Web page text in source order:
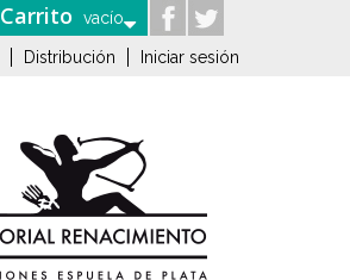
Carrito vacío
Distribución Iniciar sesión